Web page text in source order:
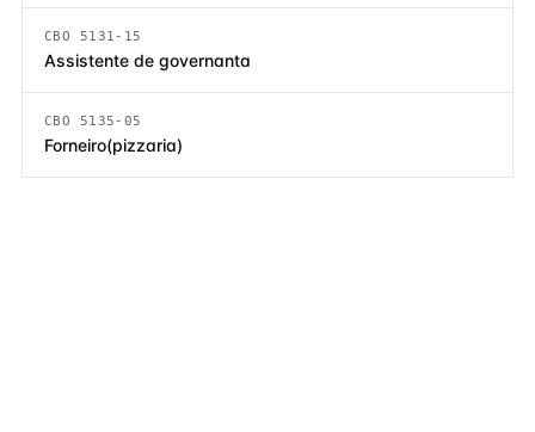
CBO 5131-15
Assistente de governanta
CBO 5135-05
Forneiro(pizzaria)